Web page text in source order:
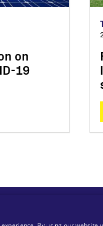
on
19